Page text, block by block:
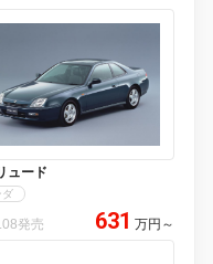
ュード
ダ
発売 631 万円 ～